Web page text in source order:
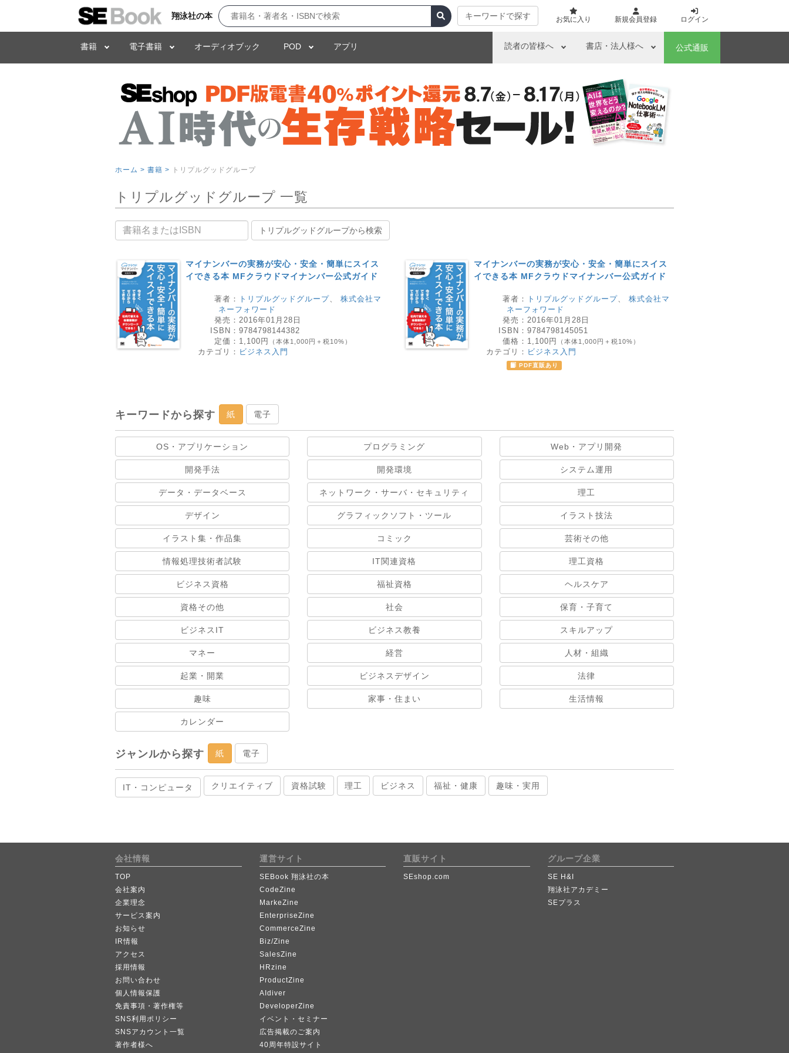
翔泳社の本 キーワードで探す お気に入り 新規会員登録 ログイン
書籍 電子書籍 オーディオブック POD アプリ 読者の皆様へ 書店・法人様へ 公式通販
ホーム > 書籍 > トリプルグッドグループ
トリプルグッドグループ 一覧
書籍名 トリプルグッドグループから検索
マイナンバーの実務が安心・安全・簡単にスイス
イできる本 MFクラウドマイナンバー公式ガイド
著者： トリプルグッドグループ、 株式会社マ
ネーフォワード
発売： 2016年01月28日
ISBN： 9784798144382
定価： 1,100円 （本体1,000円＋税10%）
カテゴリ： ビジネス入門
マイナンバーの実務が安心・安全・簡単にスイス
イできる本 MFクラウドマイナンバー公式ガイド
著者： トリプルグッドグループ、 株式会社マ
ネーフォワード
発売： 2016年01月28日
ISBN： 9784798145051
価格： 1,100円 （本体1,000円＋税10%）
カテゴリ： ビジネス入門
PDF直販あり
キーワードから探す 紙 電子
OS・アプリケーション プログラミング Web・アプリ開発
開発手法 開発環境 システム運用
データ・データベース ネットワーク・サーバ・セキュリティ 理工
デザイン グラフィックソフト・ツール イラスト技法
イラスト集・作品集 コミック 芸術その他
情報処理技術者試験 IT関連資格 理工資格
ビジネス資格 福祉資格 ヘルスケア
資格その他 社会 保育・子育て
ビジネスIT ビジネス教養 スキルアップ
マネー 経営 人材・組織
起業・開業 ビジネスデザイン 法律
趣味 家事・住まい 生活情報
カレンダー
ジャンルから探す 紙 電子
IT・コンピュータ クリエイティブ 資格試験 理工 ビジネス 福祉・健康 趣味・実用
会社情報
TOP
会社案内
企業理念
サービス案内
お知らせ
IR情報
アクセス
採用情報
お問い合わせ
個人情報保護
免責事項・著作権等
SNS利用ポリシー
SNSアカウント一覧
著作者様へ
運営サイト
SEBook 翔泳社の本
CodeZine
MarkeZine
EnterpriseZine
CommerceZine
Biz/Zine
SalesZine
HRzine
ProductZine
AIdiver
DeveloperZine
イベント・セミナー
広告掲載のご案内
40周年特設サイト
直販サイト
SEshop.com
グループ企業
SE H&I
翔泳社アカデミー
SEプラス